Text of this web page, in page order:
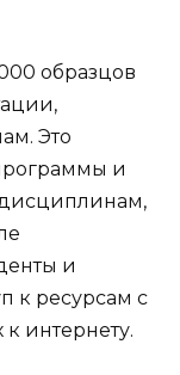
образцов
Это
и
и
к ресурсам с
интернету.